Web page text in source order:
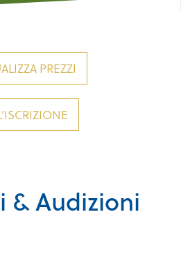
PREZZI
& Audizioni